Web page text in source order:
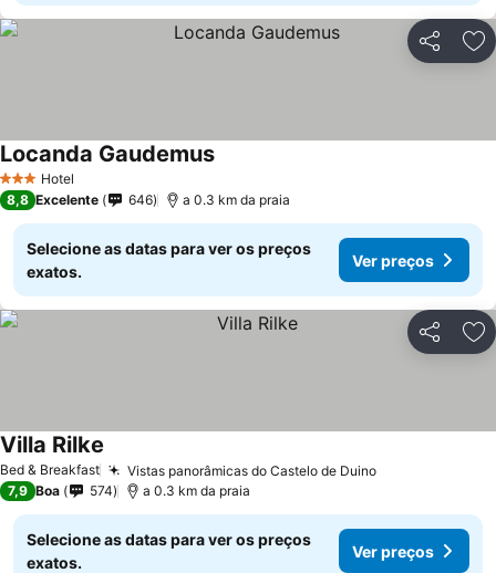
Partilhar
3 EstrelasHotel
Locanda GaudemusVer preços
8,8 Excelente 646 a 0.3 km da praia
Selecione as datas para ver os preços
exatos.
Ver preços
Partilhar
Bed & Breakfast Vistas panorâmicas do Castelo de DuinoVer preços
Villa Rilke
7,9 Boa 574 a 0.3 km da praia
Selecione as datas para ver os preços
exatos.
Ver preços